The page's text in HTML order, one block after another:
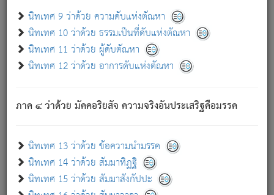
นิทเทศ 9 ว่าด้วย ความดับแห่งตัณหา
นิทเทศ 10 ว่าด้วย ธรรมเป็นที่ดับแห่งตัณหา
นิทเทศ 11 ว่าด้วย ผู้ดับตัณหา
นิทเทศ 12 ว่าด้วย อาการดับแห่งตัณหา
ภาค ๔ ว่าด้วย มัคคอริยสัจ ความจริงอันประเสริฐคือมรรค
นิทเทศ 13 ว่าด้วย ข้อความนำมรรค
นิทเทศ 14 ว่าด้วย สัมมาทิฏฐิ
นิทเทศ 15 ว่าด้วย สัมมาสังกัปปะ
- อุ.ขุ. ๒๕/๑๒๑/๘๔.
(ข้อความนี้ เป็นพระพุทธอุทานที่ทรงเปล่งออก ที่โคนต้นโพธิ์
เป็นที่ตรัสรู้ เมื่อตรัสรู้แล้วได้ 7 วัน)
เกี่ยวกับธรรมโฆษณ์ออนไลน์ (Disclaimer)
แม้ระบบ "ธรรมโฆษณ์ออนไลน์" พยายามปรับปรุงข้อมูลให้ถูกต้องมากที่สุด
ผู้ศึกษาก็พึงตรวจสอบกับตัวเล่มหนังสือต้นฉบับ ที่มีการพิมพ์ครั้งล่าสุด
ก่อนนำข้อมูลไปใช้ในการอ้างอิง"